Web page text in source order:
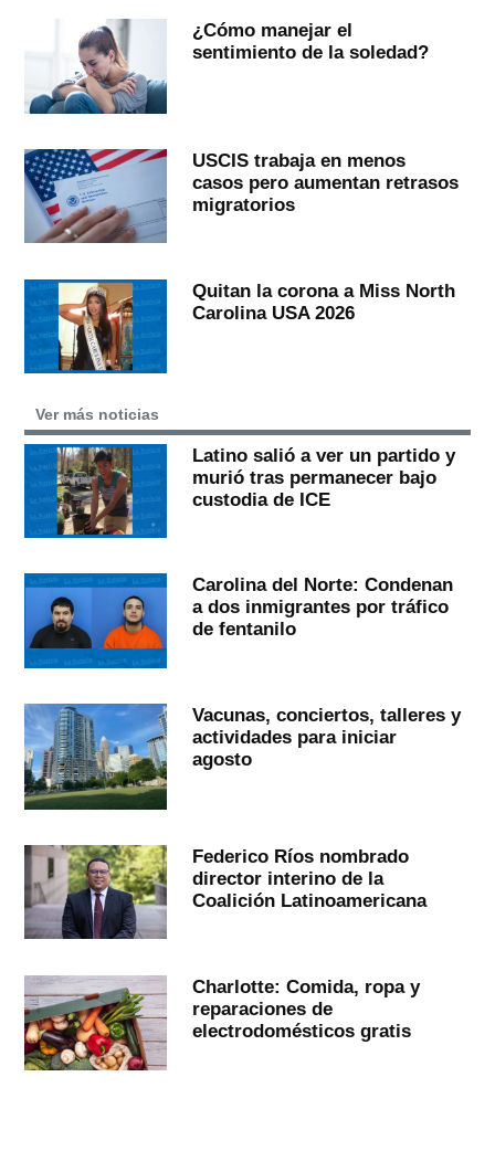
¿Cómo manejar el
sentimiento de la soledad?
USCIS trabaja en menos
casos pero aumentan retrasos
migratorios
Quitan la corona a Miss North
Carolina USA 2026
Ver más noticias
Latino salió a ver un partido y
murió tras permanecer bajo
custodia de ICE
Carolina del Norte: Condenan
a dos inmigrantes por tráfico
de fentanilo
Vacunas, conciertos, talleres y
actividades para iniciar
agosto
Federico Ríos nombrado
director interino de la
Coalición Latinoamericana
Charlotte: Comida, ropa y
reparaciones de
electrodomésticos gratis